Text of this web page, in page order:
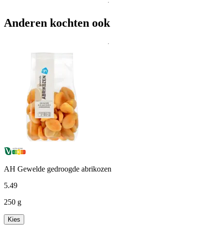
Anderen kochten ook
AH Gewelde gedroogde abrikozen
5.49
250 g
Kies